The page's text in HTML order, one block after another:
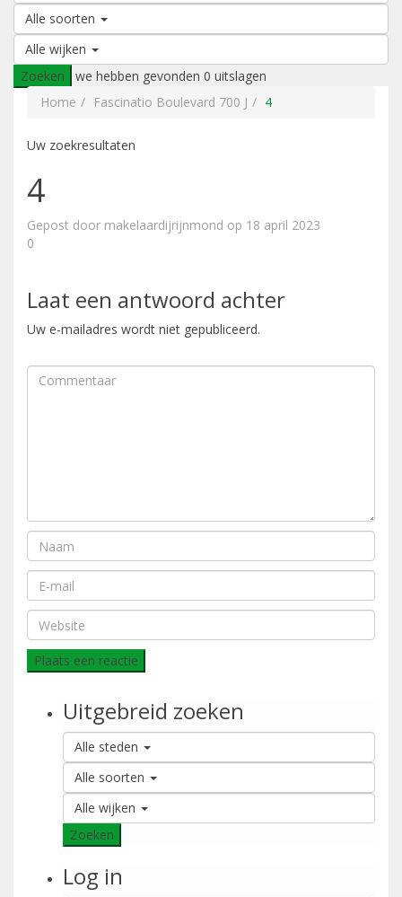
Alle soorten
Alle wijken
Zoeken
we hebben gevonden 0 uitslagen
Home
Fascinatio Boulevard 700 J 4
Uw zoekresultaten
4
Gepost door makelaardijrijnmond op 18 april 2023
0
Laat een antwoord achter
Uw e-mailadres wordt niet gepubliceerd.
Uitgebreid zoeken
Alle steden
Alle soorten
Alle wijken
Zoeken
Log in